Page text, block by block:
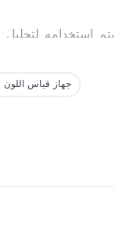
يتم استخدامه لتحليل
الألوان بدقة
وما إلى ذلك؛ ويمكن استخدامه لقياس عينة مضان.
جهاز قياس اللون